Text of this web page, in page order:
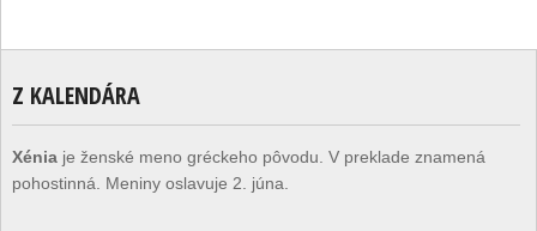
Z KALENDÁRA
Xéniaje ženské meno gréckeho pôvodu. V preklade znamená
pohostinná. Meniny oslavuje 2. júna.